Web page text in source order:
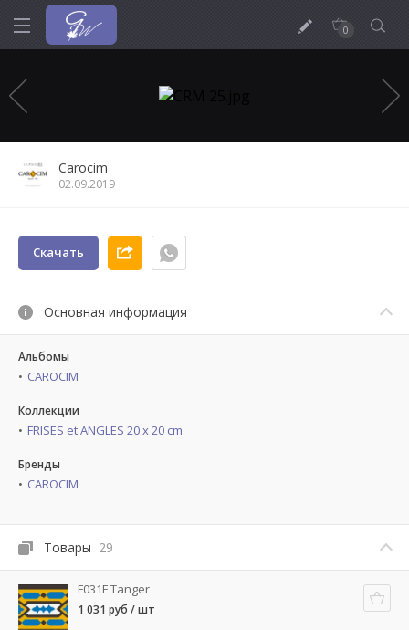
0
Carocim
02.09.2019
Скачать
Основная информация
Альбомы
CAROCIM
Коллекции
FRISES et ANGLES 20 x 20 cm
Бренды
CAROCIM
Товары 29
F031F Tanger
1 031 руб / шт